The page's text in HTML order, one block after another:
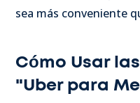
sea más conveniente
Cómo Usar
"Uber para